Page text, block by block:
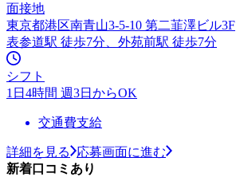
面接地
東京都港区南青山3-5-10 第二韮澤ビル3F
表参道駅 徒歩7分、外苑前駅 徒歩7分
シフト
1日4時間 週3日からOK
交通費支給
詳細を見る
応募画面に進む
新着口コミあり